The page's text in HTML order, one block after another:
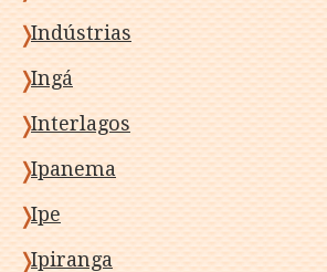
Indústrias
Ingá
Interlagos
Ipanema
Ipe
Ipiranga